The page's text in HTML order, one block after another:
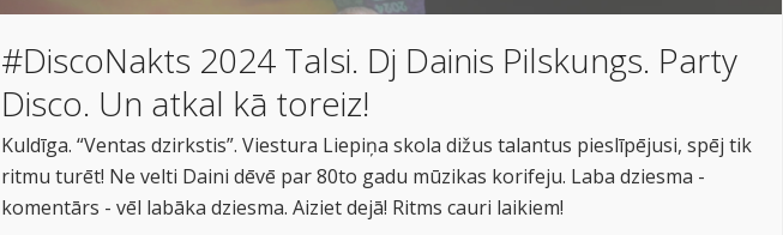
#DiscoNakts 2024 Talsi. Dj Dainis Pilskungs. Party
Disco. Un atkal kā toreiz!
Kuldīga. “Ventas dzirkstis”. Viestura Liepiņa skola dižus talantus pieslīpējusi, spēj tik
ritmu turēt! Ne velti Daini dēvē par 80to gadu mūzikas korifeju. Laba dziesma -
komentārs - vēl labāka dziesma. Aiziet dejā! Ritms cauri laikiem!